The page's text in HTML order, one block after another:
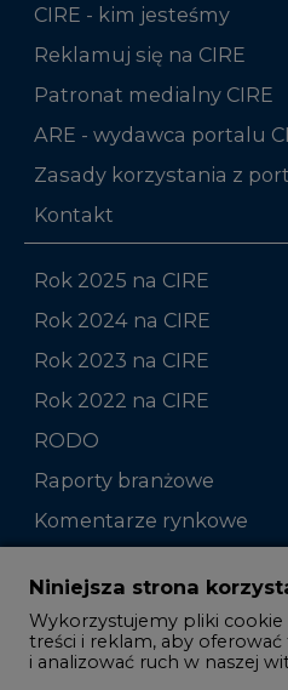
CIRE - kim jesteśmy
Reklamuj się na CIRE
Patronat medialny CIRE
ARE - wydawca portalu
Zasady korzystania z
Kontakt
Rok 2025 na CIRE
Rok 2024 na CIRE
Rok 2023 na CIRE
Rok 2022 na CIRE
RODO
Raporty branżowe
Komentarze rynkowe
Zmiany kadrowe na
Studio CIRE
Rozmowy o energetyce
Niniejsza strona
Wykorzystujemy pliki cookie
treści i reklam, aby oferować
i analizować ruch w naszej